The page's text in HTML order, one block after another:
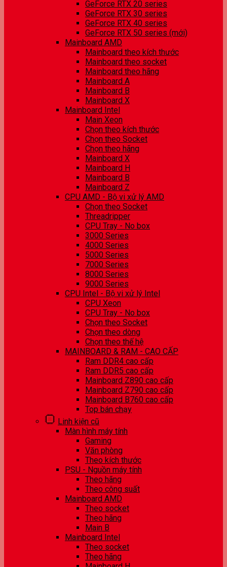
GeForce RTX 20 series
GeForce RTX 30 series
GeForce RTX 40 series
GeForce RTX 50 series (mới)
Mainboard AMD
Mainboard theo kích thước
Mainboard theo socket
Mainboard theo hãng
Mainboard A
Mainboard B
Mainboard X
Mainboard Intel
Main Xeon
Chọn theo kích thước
Chọn theo Socket
Chọn theo hãng
Mainboard X
Mainboard H
Mainboard B
Mainboard Z
CPU AMD - Bộ vi xử lý AMD
Chọn theo Socket
Threadripper
CPU Tray - No box
3000 Series
4000 Series
5000 Series
7000 Series
8000 Series
9000 Series
CPU Intel - Bộ vi xử lý Intel
CPU Xeon
CPU Tray - No box
Chọn theo Socket
Chọn theo dòng
Chọn theo thế hệ
MAINBOARD & RAM - CAO CẤP
Ram DDR4 cao cấp
Ram DDR5 cao cấp
Mainboard Z890 cao cấp
Mainboard Z790 cao cấp
Mainboard B760 cao cấp
Top bán chạy
Linh kiện cũ
Màn hình máy tính
Gaming
Văn phòng
Theo kích thước
PSU - Nguồn máy tính
Theo hãng
Theo công suất
Mainboard AMD
Theo socket
Theo hãng
Main B
Mainboard Intel
Theo socket
Theo hãng